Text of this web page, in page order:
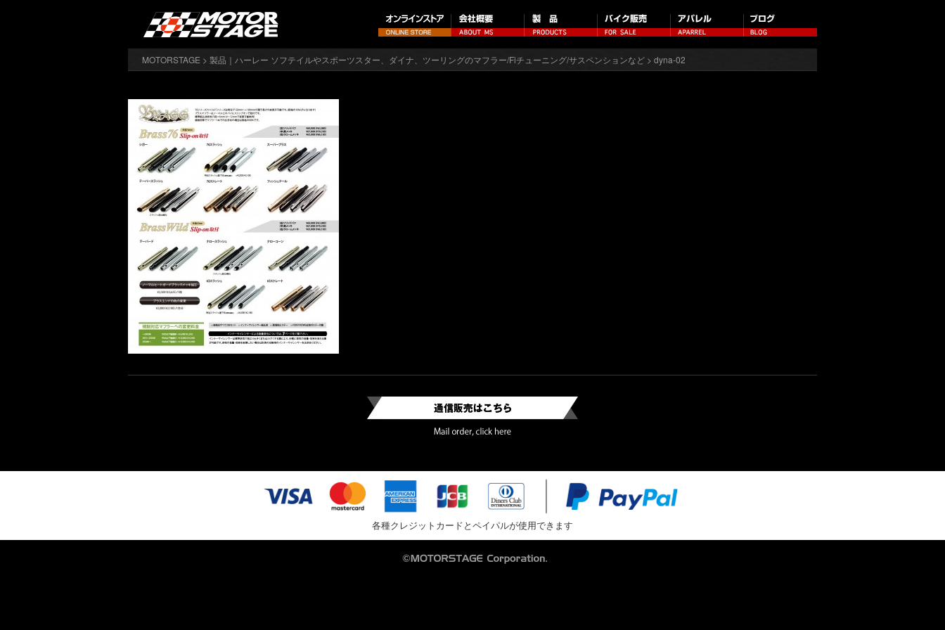
MOTORSTAGE > 製品｜ハーレー ソフテイルやスポーツスター、ダイナ、ツーリングのマフラー/Fiチューニング/サスペンションなど > dyna-02
各種クレジットカードとペイパルが使用できます